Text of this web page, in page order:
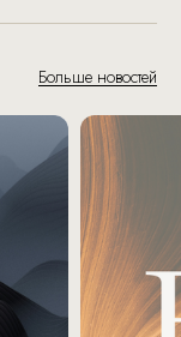
Больше новостей